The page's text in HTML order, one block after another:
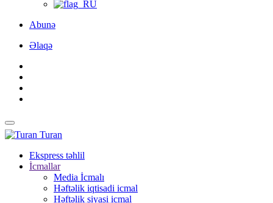
Abunə
Əlaqə
Turan
Ekspress təhlil
İcmallar
Media İcmalı
Həftəlik iqtisadi icmal
Həftəlik siyasi icmal